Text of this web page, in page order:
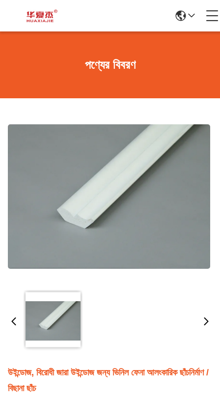
পণ্যের বিবরণ
উইন্ডোজ, বিরোধী জারা উইন্ডোজ জন্য ভিনিল ফেনা আলংকারিক ছাঁচনির্মাণ /
বিছানা ছাঁচ